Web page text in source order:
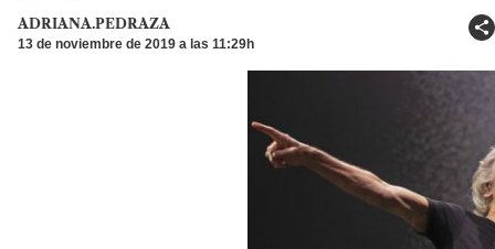
ADRIANA.PEDRAZA
13 de noviembre de 2019 a las 11:29h